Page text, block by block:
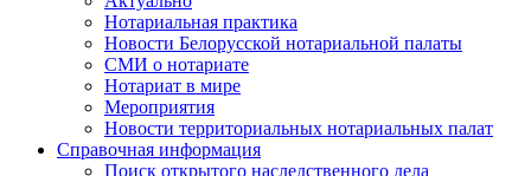
Нотариальная практика
Новости Белорусской нотариальной палаты
СМИ о нотариате
Нотариат в мире
Мероприятия
Новости территориальных нотариальных палат
Справочная информация
Поиск открытого наследственного дела